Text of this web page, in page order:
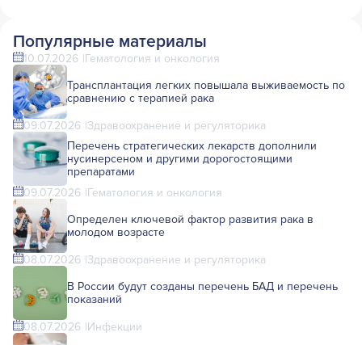
Популярные материалы
10.07.2026 Гематология и онкология
Трансплантация легких повышала выживаемость по
сравнению с терапией рака
09.07.2026 Здравоохранение и регуляторика
Перечень стратегических лекарств дополнили
нусинерсеном и другими дорогостоящими
препаратами
09.07.2026 Гематология и онкология
Определен ключевой фактор развития рака в
молодом возрасте
08.07.2026 Здравоохранение и регуляторика
В России будут созданы перечень БАД и перечень
показаний
08.07.2026 Инфекции